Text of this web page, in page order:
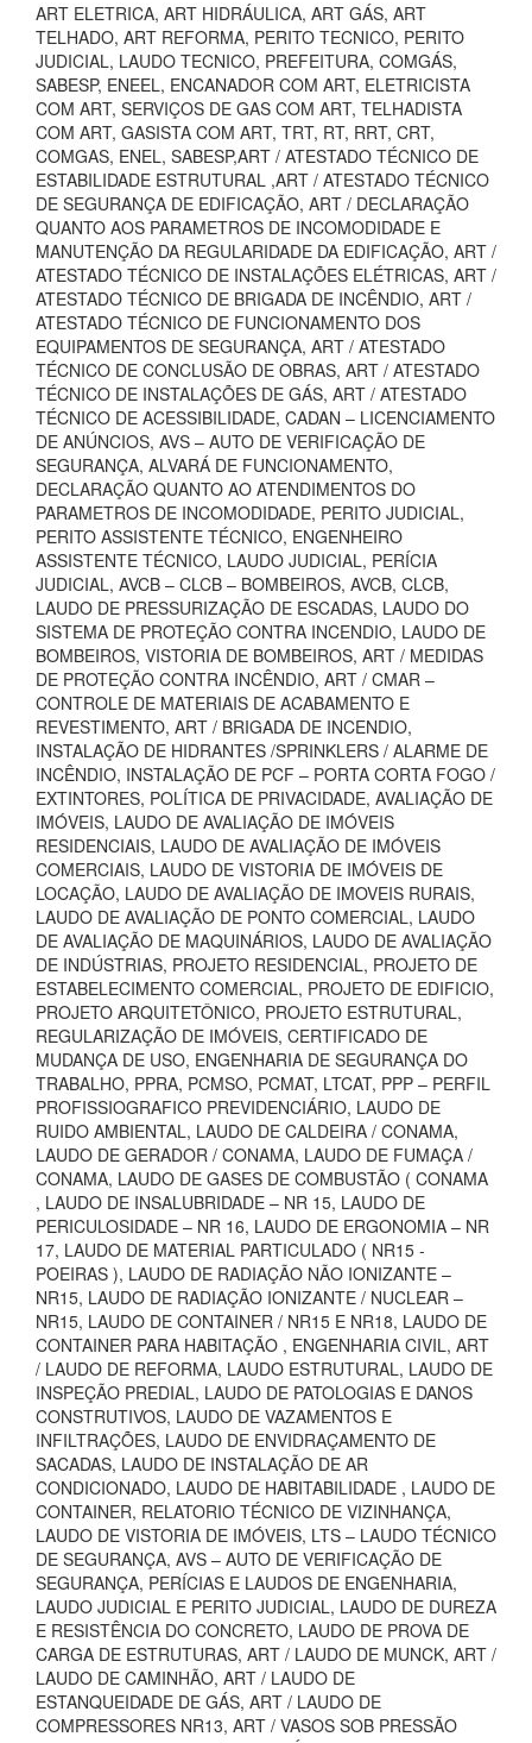
ART ELETRICA, ART HIDRÁULICA, ART GÁS, ART
TELHADO, ART REFORMA, PERITO TECNICO, PERITO
JUDICIAL, LAUDO TECNICO, PREFEITURA, COMGÁS,
SABESP, ENEEL, ENCANADOR COM ART, ELETRICISTA
COM ART, SERVIÇOS DE GAS COM ART, TELHADISTA
COM ART, GASISTA COM ART, TRT, RT, RRT, CRT,
COMGAS, ENEL, SABESP,ART / ATESTADO TÉCNICO DE
ESTABILIDADE ESTRUTURAL ,ART / ATESTADO TÉCNICO
DE SEGURANÇA DE EDIFICAÇÃO, ART / DECLARAÇÃO
QUANTO AOS PARAMETROS DE INCOMODIDADE E
MANUTENÇÃO DA REGULARIDADE DA EDIFICAÇÃO, ART /
ATESTADO TÉCNICO DE INSTALAÇÕES ELÉTRICAS, ART /
ATESTADO TÉCNICO DE BRIGADA DE INCÊNDIO, ART /
ATESTADO TÉCNICO DE FUNCIONAMENTO DOS
EQUIPAMENTOS DE SEGURANÇA, ART / ATESTADO
TÉCNICO DE CONCLUSÃO DE OBRAS, ART / ATESTADO
TÉCNICO DE INSTALAÇÕES DE GÁS, ART / ATESTADO
TÉCNICO DE ACESSIBILIDADE, CADAN – LICENCIAMENTO
DE ANÚNCIOS, AVS – AUTO DE VERIFICAÇÃO DE
SEGURANÇA, ALVARÁ DE FUNCIONAMENTO,
DECLARAÇÃO QUANTO AO ATENDIMENTOS DO
PARAMETROS DE INCOMODIDADE, PERITO JUDICIAL,
PERITO ASSISTENTE TÉCNICO, ENGENHEIRO
ASSISTENTE TÉCNICO, LAUDO JUDICIAL, PERÍCIA
JUDICIAL, AVCB – CLCB – BOMBEIROS, AVCB, CLCB,
LAUDO DE PRESSURIZAÇÃO DE ESCADAS, LAUDO DO
SISTEMA DE PROTEÇÃO CONTRA INCENDIO, LAUDO DE
BOMBEIROS, VISTORIA DE BOMBEIROS, ART / MEDIDAS
DE PROTEÇÃO CONTRA INCÊNDIO, ART / CMAR –
CONTROLE DE MATERIAIS DE ACABAMENTO E
REVESTIMENTO, ART / BRIGADA DE INCENDIO,
INSTALAÇÃO DE HIDRANTES /SPRINKLERS / ALARME DE
INCÊNDIO, INSTALAÇÃO DE PCF – PORTA CORTA FOGO /
EXTINTORES, POLÍTICA DE PRIVACIDADE, AVALIAÇÃO DE
IMÓVEIS, LAUDO DE AVALIAÇÃO DE IMÓVEIS
RESIDENCIAIS, LAUDO DE AVALIAÇÃO DE IMÓVEIS
COMERCIAIS, LAUDO DE VISTORIA DE IMÓVEIS DE
LOCAÇÃO, LAUDO DE AVALIAÇÃO DE IMOVEIS RURAIS,
LAUDO DE AVALIAÇÃO DE PONTO COMERCIAL, LAUDO
DE AVALIAÇÃO DE MAQUINÁRIOS, LAUDO DE AVALIAÇÃO
DE INDÚSTRIAS, PROJETO RESIDENCIAL, PROJETO DE
ESTABELECIMENTO COMERCIAL, PROJETO DE EDIFICIO,
PROJETO ARQUITETÔNICO, PROJETO ESTRUTURAL,
REGULARIZAÇÃO DE IMÓVEIS, CERTIFICADO DE
MUDANÇA DE USO, ENGENHARIA DE SEGURANÇA DO
TRABALHO, PPRA, PCMSO, PCMAT, LTCAT, PPP – PERFIL
PROFISSIOGRAFICO PREVIDENCIÁRIO, LAUDO DE
RUIDO AMBIENTAL, LAUDO DE CALDEIRA / CONAMA,
LAUDO DE GERADOR / CONAMA, LAUDO DE FUMAÇA /
CONAMA, LAUDO DE GASES DE COMBUSTÃO ( CONAMA
, LAUDO DE INSALUBRIDADE – NR 15, LAUDO DE
PERICULOSIDADE – NR 16, LAUDO DE ERGONOMIA – NR
17, LAUDO DE MATERIAL PARTICULADO ( NR15 -
POEIRAS ), LAUDO DE RADIAÇÃO NÃO IONIZANTE –
NR15, LAUDO DE RADIAÇÃO IONIZANTE / NUCLEAR –
NR15, LAUDO DE CONTAINER / NR15 E NR18, LAUDO DE
CONTAINER PARA HABITAÇÃO , ENGENHARIA CIVIL, ART
/ LAUDO DE REFORMA, LAUDO ESTRUTURAL, LAUDO DE
INSPEÇÃO PREDIAL, LAUDO DE PATOLOGIAS E DANOS
CONSTRUTIVOS, LAUDO DE VAZAMENTOS E
INFILTRAÇÕES, LAUDO DE ENVIDRAÇAMENTO DE
SACADAS, LAUDO DE INSTALAÇÃO DE AR
CONDICIONADO, LAUDO DE HABITABILIDADE , LAUDO DE
CONTAINER, RELATORIO TÉCNICO DE VIZINHANÇA,
LAUDO DE VISTORIA DE IMÓVEIS, LTS – LAUDO TÉCNICO
DE SEGURANÇA, AVS – AUTO DE VERIFICAÇÃO DE
SEGURANÇA, PERÍCIAS E LAUDOS DE ENGENHARIA,
LAUDO JUDICIAL E PERITO JUDICIAL, LAUDO DE DUREZA
E RESISTÊNCIA DO CONCRETO, LAUDO DE PROVA DE
CARGA DE ESTRUTURAS, ART / LAUDO DE MUNCK, ART /
LAUDO DE CAMINHÃO, ART / LAUDO DE
ESTANQUEIDADE DE GÁS, ART / LAUDO DE
COMPRESSORES NR13, ART / VASOS SOB PRESSÃO